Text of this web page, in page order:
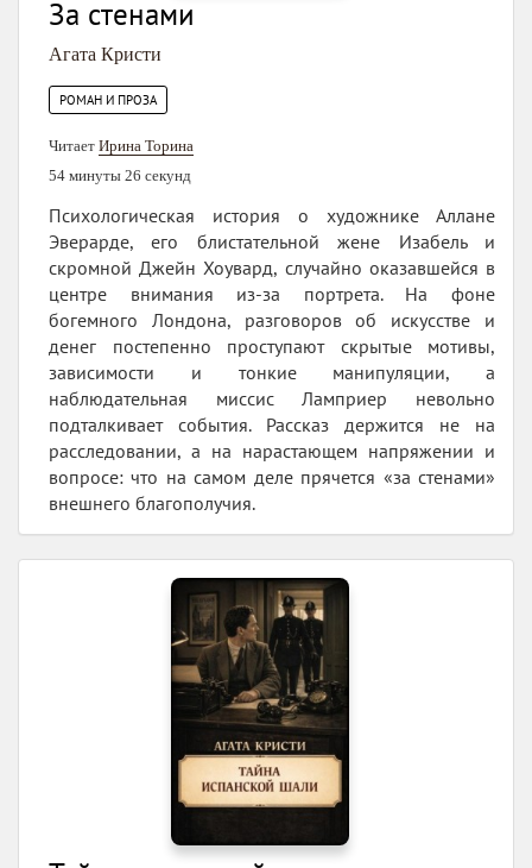
За стенами
Агата Кристи
РОМАН И ПРОЗА
Читает Ирина Торина
54 минуты 26 секунд
Психологическая история о художнике Аллане
Эверарде, его блистательной жене Изабель и
скромной Джейн Хоувард, случайно оказавшейся в
центре внимания из‑за портрета. На фоне
богемного Лондона, разговоров об искусстве и
денег постепенно проступают скрытые мотивы,
зависимости и тонкие манипуляции, а
наблюдательная миссис Ламприер невольно
подталкивает события. Рассказ держится не на
расследовании, а на нарастающем напряжении и
вопросе: что на самом деле прячется «за стенами»
внешнего благополучия.